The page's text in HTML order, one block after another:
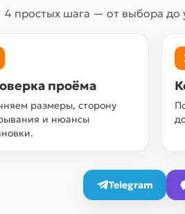
4 простых шага — от выбора до
проёма
размеры, сторону
и нюансы
Telegram